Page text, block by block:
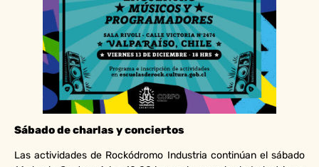
Sábado de charlas y conciertos
Las actividades de Rockódromo Industria continúan el sábado